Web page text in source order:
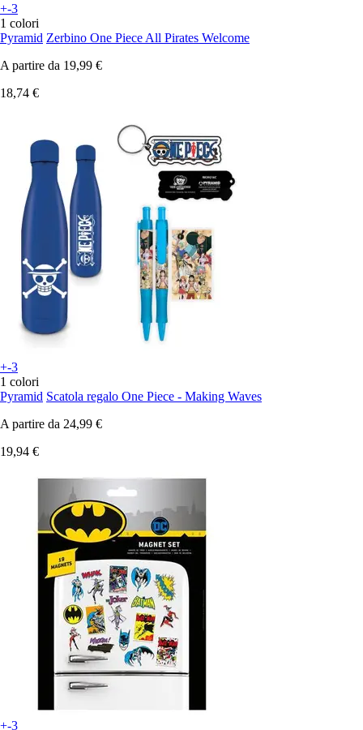
+-3
1 colori
Pyramid Zerbino One Piece All Pirates Welcome
A partire da 19,99 €
18,74 €
+-3
1 colori
Pyramid Scatola regalo One Piece - Making Waves
A partire da 24,99 €
19,94 €
+-3